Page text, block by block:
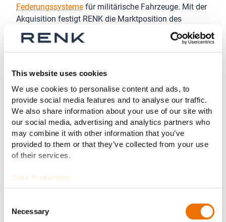
This website uses cookies
We use cookies to personalise content and ads, to
provide social media features and to analyse our traffic.
We also share information about your use of our site with
our social media, advertising and analytics partners who
may combine it with other information that you’ve
provided to them or that they’ve collected from your use
of their services.
Data Protection
Selection
Necessary
Federungssysteme für militärische Fahrzeuge. Mit der
Akquisition festigt RENK die Marktposition des
Unternehmens in Nordamerika, die 2019 mit der
Übernahme der Horstman Group begonnen und im
Nachgang zur Übernahme des Bereichs Combat
damit zur Gründung von RENK America im Jahr 2021
geführt hat.
Ambitionierte Ziele im Rahmen der
Nachhaltigkeitsstrategie 2030
Mit dem Jahresabschluss für das Jahr 2022 hat die
RENK Group erstmals auch einen
zum Ziel gesetzt, bis zum Jahr 2030 in Europa sowie
(„carbon net zero“ mit Blick auf Scope 1 und Scope 2
Emissionen) zu sein. Schon heute wird der Bedarf an